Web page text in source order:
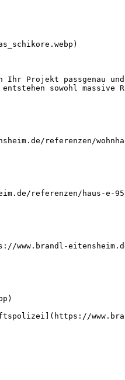
Projekt passgenau
sowohl
referenzen/
referenzen/haus-e-
www.brandl-